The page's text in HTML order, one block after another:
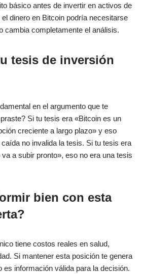
básico antes de invertir en activos de
dinero en Bitcoin podría necesitarse
cambia completamente el análisis.
tesis de inversión
en el argumento que te
Si tu tesis era «Bitcoin es un
creciente a largo plazo» y eso
no invalida la tesis. Si tu tesis era
a subir pronto», eso no era una tesis
bien con esta
tiene costos reales en salud,
Si mantener esta posición te genera
es información válida para la decisión.